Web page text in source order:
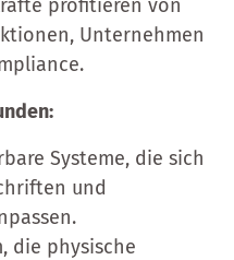
profitieren von
Unternehmen
Systeme, die sich
und
die physische